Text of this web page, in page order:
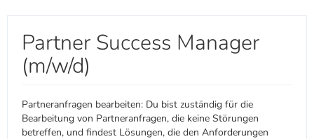
Partner Success Manager
(m/w/d)
Partneranfragen bearbeiten: Du bist zuständig für die
Bearbeitung von Partneranfragen, die keine Störungen
betreffen, und findest Lösungen, die den Anforderungen